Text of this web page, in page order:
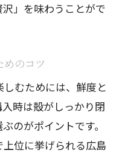
」を味わうことがで
のコツ
むためには、鮮度と
時は殻がしっかり閉
のがポイントです。
位に挙げられる広島